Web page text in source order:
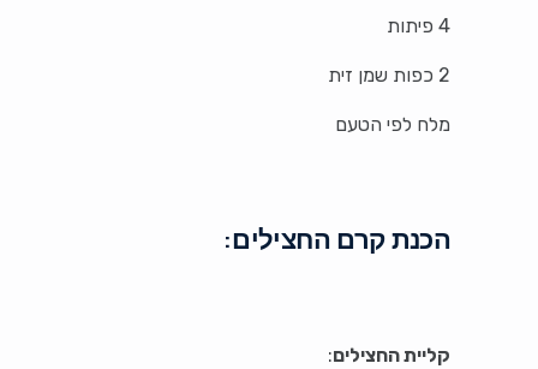
4 פיתות
2 כפות שמן זית
מלח לפי הטעם
הכנת קרם החצילים:
קליית החצילים: